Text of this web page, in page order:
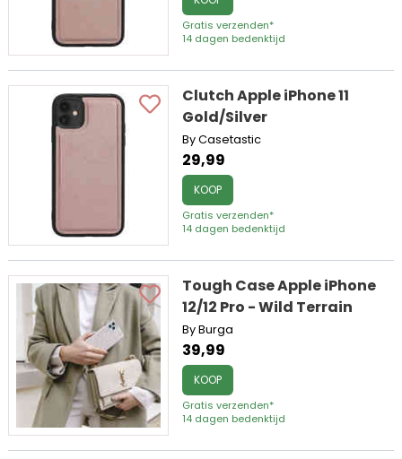
Gratis verzenden*
14 dagen bedenktijd
Clutch Apple iPhone 11
Gold/Silver
By Casetastic
29,99
KOOP
Gratis verzenden*
14 dagen bedenktijd
Tough Case Apple iPhone
12/12 Pro - Wild Terrain
By Burga
39,99
KOOP
Gratis verzenden*
14 dagen bedenktijd